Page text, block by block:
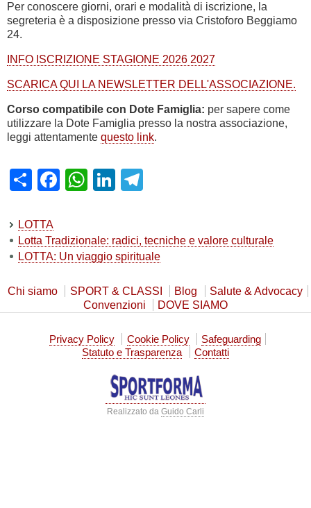
Per conoscere giorni, orari e modalità di iscrizione, la
segreteria è a disposizione presso via Cristoforo Beggiamo
24.
INFO ISCRIZIONE STAGIONE 2026 2027
SCARICA QUI LA NEWSLETTER DELL'ASSOCIAZIONE.
Corso compatibile con Dote Famiglia: per sapere come
utilizzare la Dote Famiglia presso la nostra associazione,
leggi attentamente questo link.
ShareFacebook
WhatsApp
LinkedIn
LOTTA
Lotta Tradizionale: radici, tecniche e valore culturale
LOTTA: Un viaggio spirituale
Chi siamo SPORT & CLASSI Blog
Salute & Advocacy
Convenzioni
DOVE SIAMO
Privacy Policy Cookie Policy
Safeguarding
Statuto e Trasparenza
Contatti
Realizzato da Guido Carli